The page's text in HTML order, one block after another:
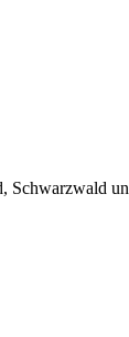
Schwarzwald